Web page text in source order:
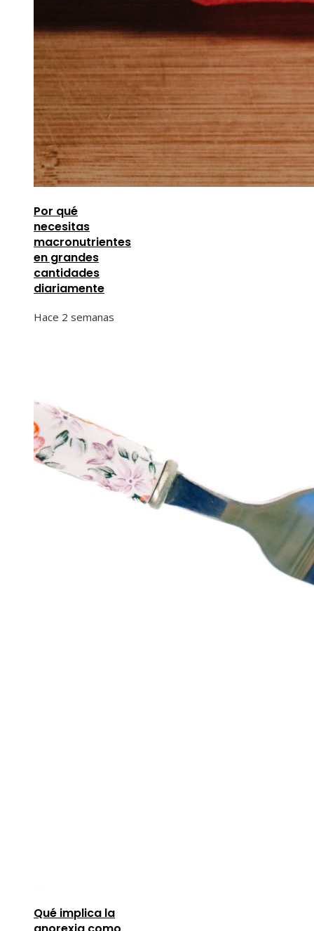
Por qué
necesitas
macronutrientes
en grandes
cantidades
diariamente
Hace 2 semanas
Qué implica la